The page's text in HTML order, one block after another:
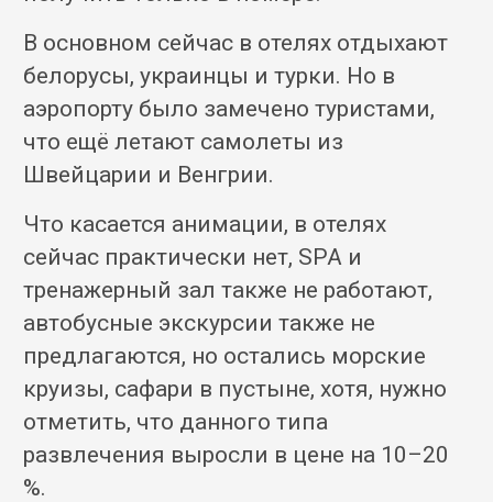
В основном сейчас в отелях отдыхают
белорусы, украинцы и турки. Но в
аэропорту было замечено туристами,
что ещё летают самолеты из
Швейцарии и Венгрии.
Что касается анимации, в отелях
сейчас практически нет, SPA и
тренажерный зал также не работают,
автобусные экскурсии также не
предлагаются, но остались морские
круизы, сафари в пустыне, хотя, нужно
отметить, что данного типа
развлечения выросли в цене на 10–20
%.